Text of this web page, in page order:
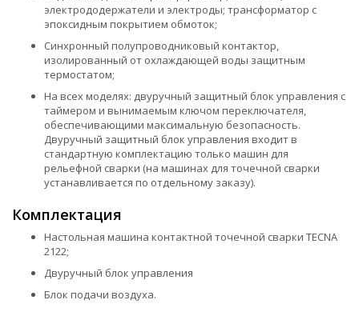
электрододержатели и электроды; трансформатор с
эпоксидным покрытием обмоток;
Синхронный полупроводниковый контактор,
изолированный от охлаждающей воды защитным
термостатом;
На всех моделях: двуручный защитный блок управления с
таймером и вынимаемым ключом переключателя,
обеспечивающими максимальную безопасность.
Двуручный защитный блок управления входит в
стандартную комплектацию только машин для
рельефной сварки (на машинах для точечной сварки
устанавливается по отдельному заказу).
Комплектация
Настольная машина контактной точечной сварки TECNA
2122;
Двуручный блок управления
Блок подачи воздуха.